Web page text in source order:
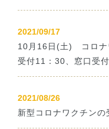
2021/09/17
10月16日(土) コロナ
受付11：30、窓口受
2021/08/26
新型コロナワクチン